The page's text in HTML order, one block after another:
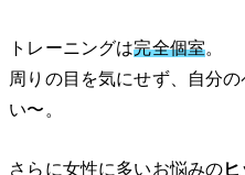
トレーニングは完全個室。
周りの目を気にせず、自分
い〜。
さらに女性に多いお悩みの